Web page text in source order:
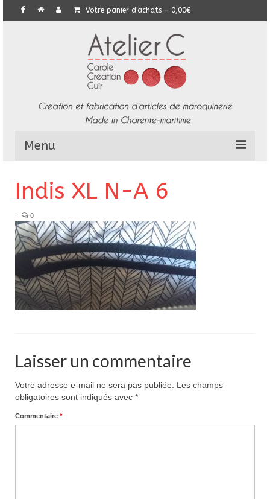
Votre panier d'achats - 0,00€
Menu
L’Atelier
Commandes particulières
E-Boutique
Pour acheter
Contact
Indis XL N-A 6
| 0
Laisser un commentaire
Votre adresse e-mail ne sera pas publiée.
Les champs
obligatoires sont indiqués avec *
Commentaire *